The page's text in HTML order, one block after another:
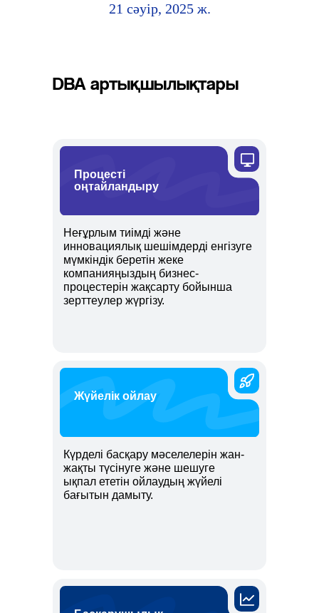
21 сәуір, 2025 ж.
DBA артықшылықтары
Күрделі басқару мәселелерін жан-
жақты түсінуге және шешуге
ықпал ететін ойлаудың жүйелі
бағытын дамыту.
Жүйелік ойлау
Процесті
оңтайландыру
Неғұрлым тиімді және
инновациялық шешімдерді енгізуге
мүмкіндік беретін жеке
компанияңыздың бизнес-
процестерін жақсарту бойынша
зерттеулер жүргізу.